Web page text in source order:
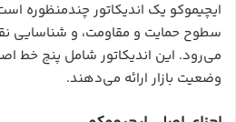
ایچیموکو یک اندیکاتور چندمنظوره
سطوح حمایت و مقاومت، و شناسایی
می‌رود. این اندیکاتور شامل پنج خط
وضعیت بازار ارائه می‌دهند.